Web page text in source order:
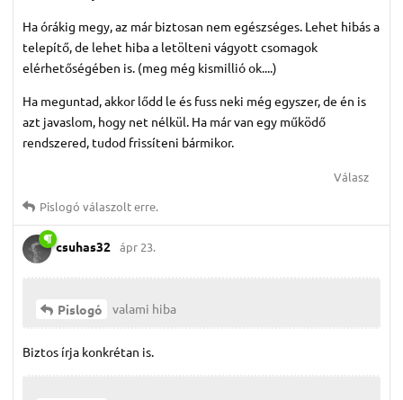
Ha órákig megy, az már biztosan nem egészséges. Lehet hibás a
telepítő, de lehet hiba a letölteni vágyott csomagok
elérhetőségében is. (meg még kismillió ok....)
Ha meguntad, akkor lődd le és fuss neki még egyszer, de én is
azt javaslom, hogy net nélkül. Ha már van egy működő
rendszered, tudod frissíteni bármikor.
Válasz
Pislogó válaszolt erre.
csuhas32 ápr 23.
Pislogó valami hiba
Biztos írja konkrétan is.